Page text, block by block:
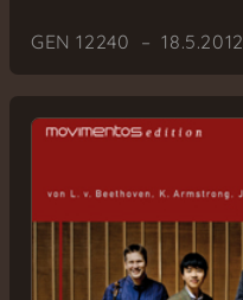
GEN 12240 – 18.5.2012